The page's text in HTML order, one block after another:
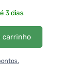
3 dias
carrinho